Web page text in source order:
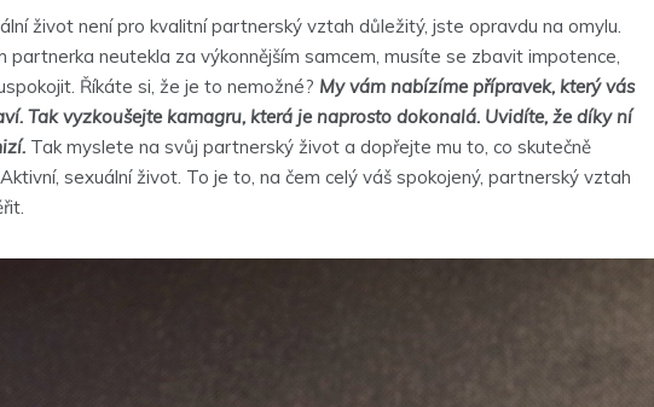
život není pro kvalitní partnerský vztah důležitý, jste opravdu na omylu.
partnerka neutekla za výkonnějším samcem, musíte se zbavit impotence,
Říkáte si, že je to nemožné? My vám nabízíme přípravek, který vás
Tak vyzkoušejte kamagru, která je naprosto dokonalá. Uvidíte, že díky ní
Tak myslete na svůj partnerský život a dopřejte mu to, co skutečně
sexuální život. To je to, na čem celý váš spokojený, partnerský vztah